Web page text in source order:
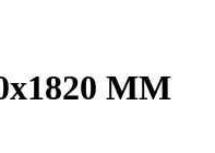
MM